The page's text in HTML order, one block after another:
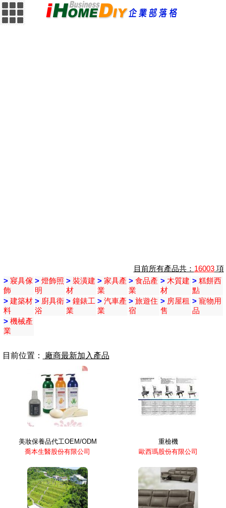
目前所有產品共： 16003項
> 寢具傢
飾
> 燈飾照
明
> 裝潢建
材
> 家具產
業
> 食品產
業
> 木質建
材
> 糕餅西
點
> 建築材
料
> 廚具衛
浴
> 鐘錶工
業
> 汽車產
業
> 旅遊住
宿
> 房屋租
售
> 寵物用
品
> 機械產
業
目前位置： 廠商最新加入產品
美妝保養品代工OEM/ODM
喬本生醫股份有限公司
重檢機
歐西瑪股份有限公司